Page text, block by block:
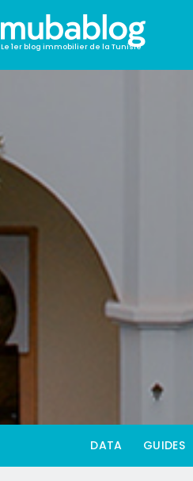
Le 1er blog immobilier de la Tunisie
DATA GUIDES